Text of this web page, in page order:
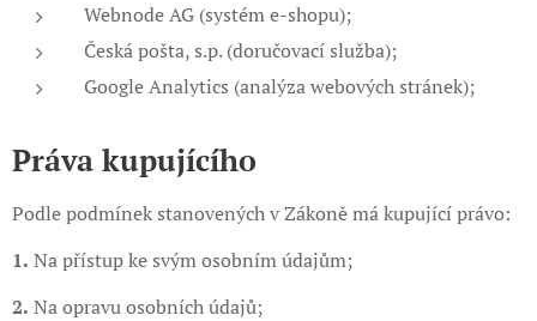
Webnode AG (systém e-shopu);
Česká pošta, s.p. (doručovací služba);
Google Analytics (analýza webových stránek);
Práva kupujícího
Podle podmínek stanovených v Zákoně má kupující právo:
1. Na přístup ke svým osobním údajům;
2. Na opravu osobních údajů;